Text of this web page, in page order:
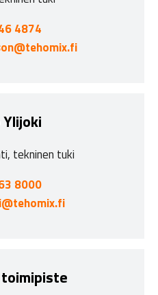
4874
tekninen tuki
8000